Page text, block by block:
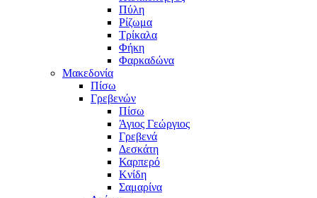
Πύλη
Ρίζωμα
Τρίκαλα
Φήκη
Φαρκαδώνα
Μακεδονία
Πίσω
Γρεβενών
Πίσω
Άγιος Γεώργιος
Γρεβενά
Δεσκάτη
Καρπερό
Κνίδη
Σαμαρίνα